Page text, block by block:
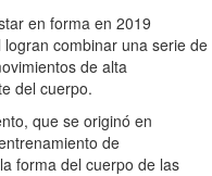
combinar una serie
de alta
del cuerpo.
que se originó en
de
forma del cuerpo de las